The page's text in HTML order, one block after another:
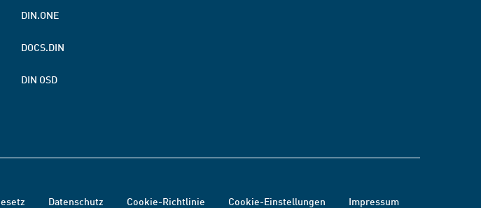
DIN.ONE
DOCS.DIN
DIN OSD
Datenschutz Cookie-Richtlinie Cookie-Einstellungen Impressum